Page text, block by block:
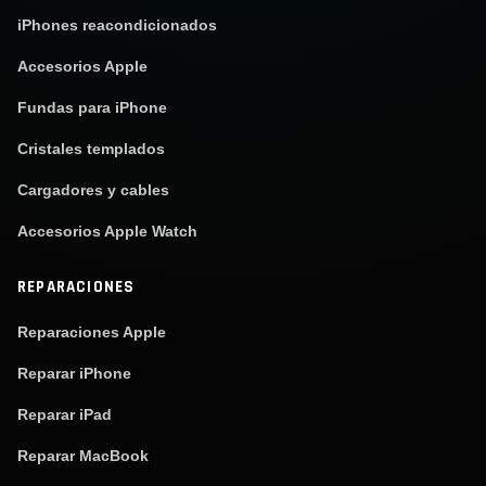
iPhones reacondicionados
Accesorios Apple
Fundas para iPhone
Cristales templados
Cargadores y cables
Accesorios Apple Watch
REPARACIONES
Reparaciones Apple
Reparar iPhone
Reparar iPad
Reparar MacBook